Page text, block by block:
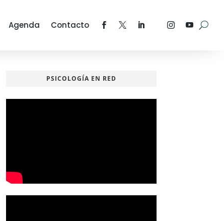
Agenda Contacto
PSICOLOGÍA EN RED